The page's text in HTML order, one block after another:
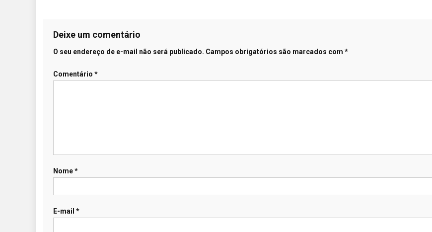
Deixe um comentário
O seu endereço de e-mail não será publicado. Campos obrigatórios são marcados com *
Comentário *
Nome*
E-mail *